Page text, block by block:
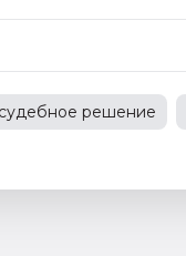
судебное решение